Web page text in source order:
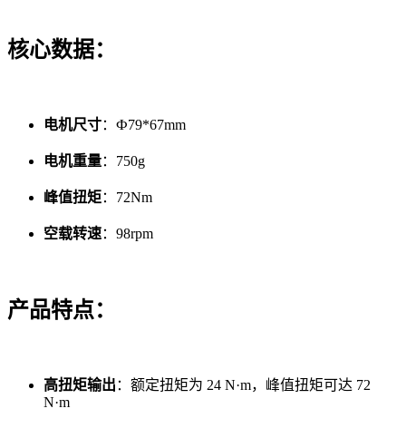
核心数据：
电机尺寸：Ф79*67mm
电机重量：750g
峰值扭矩：72Nm
空载转速：98rpm
产品特点：
高扭矩输出 ：额定扭矩为 24 N·m，峰值扭矩可达 72
N·m